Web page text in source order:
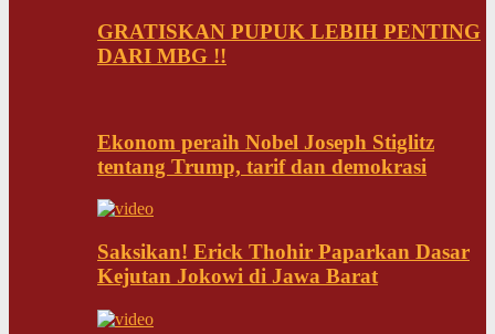
GRATISKAN PUPUK LEBIH PENTING
DARI MBG !!
Ekonom peraih Nobel Joseph Stiglitz
tentang Trump, tarif dan demokrasi
Saksikan! Erick Thohir Paparkan Dasar
Kejutan Jokowi di Jawa Barat